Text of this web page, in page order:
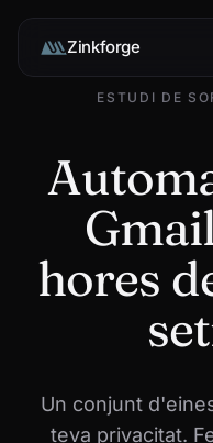
Zinkforge
ESTUDI DE
hores
Un conjunt
teva privacitat.